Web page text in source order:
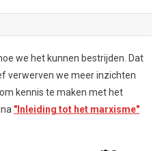
we het kunnen bestrijden. Dat
verwerven we meer inzichten
kennis te maken met het
"Inleiding tot het marxisme"